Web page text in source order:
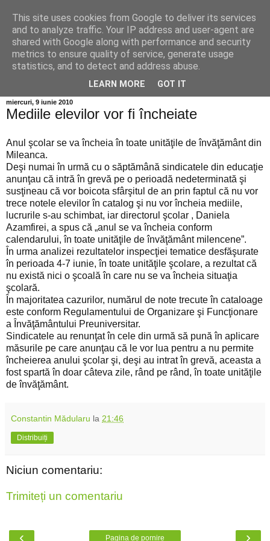
Info MILEANCA
BINE AȚI VENIT! *Jurnal online de informație și opinie;
Vineri 07 August, 2026
miercuri, 9 iunie 2010
Mediile elevilor vor fi încheiate
Anul şcolar se va încheia în toate unităţile de învăţământ din
Mileanca.
Deşi numai în urmă cu o săptămână sindicatele din educaţie
anunţau că intră în grevă pe o perioadă nedeterminată şi
susţineau că vor boicota sfârşitul de an prin faptul că nu vor
trece notele elevilor în catalog şi nu vor încheia mediile,
lucrurile s-au schimbat, iar directorul şcolar , Daniela
Azamfirei, a spus că „anul se va încheia conform
calendarului, în toate unităţile de învăţământ milencene”.
În urma analizei rezultatelor inspecţiei tematice desfăşurate
în perioada 4-7 iunie, în toate unităţile şcolare, a rezultat că
nu există nici o şcoală în care nu se va încheia situaţia
şcolară.
În majoritatea cazurilor, numărul de note trecute în cataloage
este conform Regulamentului de Organizare şi Funcţionare
a Învăţământului Preuniversitar.
Sindicatele au renunţat în cele din urmă să pună în aplicare
măsurile pe care anunţau că le vor lua pentru a nu permite
încheierea anului şcolar şi, deşi au intrat în grevă, aceasta a
fost spartă în doar câteva zile, rând pe rând, în toate unităţile
de învăţământ.
Constantin Mădularu la 21:46
Distribuiți
Niciun comentariu:
Trimiteți un comentariu
‹ ›
Pagina de pornire
This site uses cookies from Google to deliver its services
and to analyze traffic. Your IP address and user-agent are
shared with Google along with performance and security
metrics to ensure quality of service, generate usage
statistics, and to detect and address abuse.
LEARN MORE GOT IT